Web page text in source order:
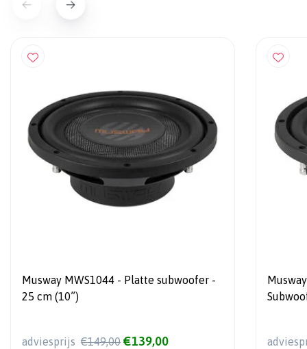
Musway MWS1044 - Platte subwoofer -
25 cm (10”)
adviesprijs €149,00 €139,00